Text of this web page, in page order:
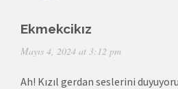
Ekmekcikız
Mayıs 4, 2024 at 3:12 pm
Ah! Kızıl gerdan seslerini